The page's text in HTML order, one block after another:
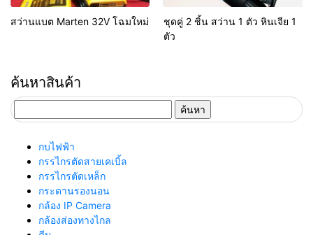
สว่านแบต Marten 32V โฉมใหม่
ชุดคู่ 2 ชิ้น สว่าน 1 ตัว หินเจีย 1
ตัว
ค้นหาสินค้า
สำหรับ:
กบไฟฟ้า
กรรไกรตัดสายเคเบิ้ล
กรรไกรตัดเหล็ก
กระดานรองนอน
กล้อง IP Camera
กล้องส่องทางไกล